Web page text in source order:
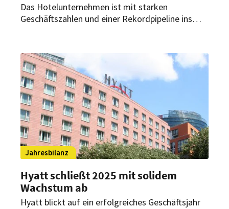
Das Hotelunternehmen ist mit starken
Geschäftszahlen und einer Rekordpipeline ins
überdurchschnittlich stark.
Jahresbilanz
Hyatt schließt 2025 mit solidem
Wachstum ab
Hyatt blickt auf ein erfolgreiches Geschäftsjahr